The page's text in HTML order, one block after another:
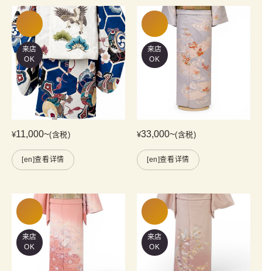
来店
OK
¥11,000~(含税)
[en]查看详情
来店
OK
¥33,000~(含税)
[en]查看详情
来店
OK
来店
OK